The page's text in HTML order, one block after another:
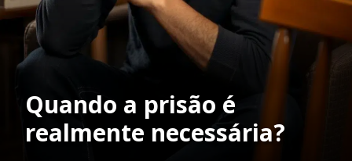
Quando a prisão é
realmente necessária?